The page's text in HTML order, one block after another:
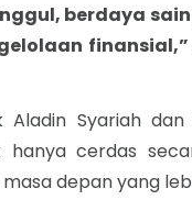
berdaya
finansial,”
Aladin Syariah
cerdas
depan yang